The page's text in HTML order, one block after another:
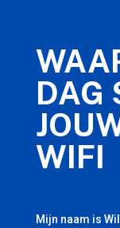
DAG
WIFI
Mijn naam is